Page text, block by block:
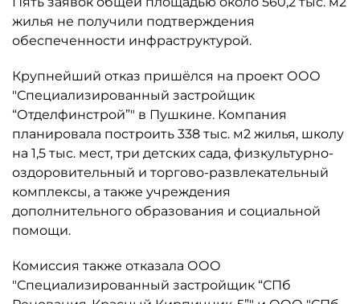
жилья не получили подтверждения
обеспеченности инфраструктурой.
Крупнейший отказ пришёлся на проект ООО
"Специализированный застройщик
“Отделфинстрой”" в Пушкине. Компания
планировала построить 338 тыс. м2 жилья, школу
на 1,5 тыс. мест, три детских сада, физкультурно-
оздоровительный и торгово-развлекательный
комплексы, а также учреждения
дополнительного образования и социальной
помощи.
Комиссия также отказала ООО
"Специализированный застройщик “СПб